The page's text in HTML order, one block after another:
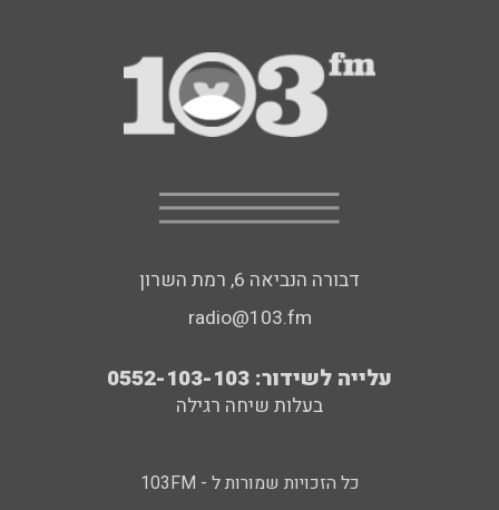
דבורה הנביאה 6, רמת השרון
radio@103.fm
עלייה לשידור: 0552-103-103
בעלות שיחה רגילה
כל הזכויות שמורות ל - 103FM